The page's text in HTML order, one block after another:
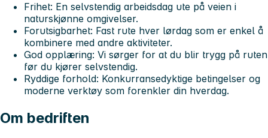
Frihet: En selvstendig arbeidsdag ute på veien i
naturskjønne omgivelser.
Forutsigbarhet: Fast rute hver lørdag som er enkel å
kombinere med andre aktiviteter.
God opplæring: Vi sørger for at du blir trygg på ruten
før du kjører selvstendig.
Ryddige forhold: Konkurransedyktige betingelser og
moderne verktøy som forenkler din hverdag.
Om bedriften